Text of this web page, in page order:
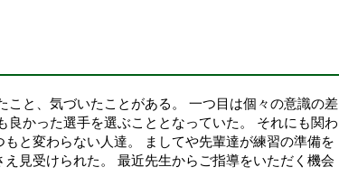
と、気づいたことがある。 一つ目は個々の意識の差
かった選手を選ぶこととなっていた。 それにも関わ
と変わらない人達。 ましてや先輩達が練習の準備を
見受けられた。 最近先生からご指導をいただく機会